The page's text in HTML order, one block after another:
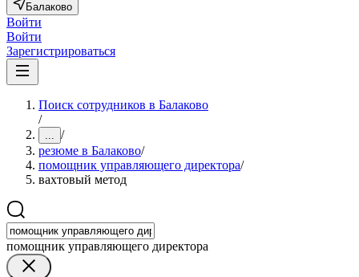
Балаково
Войти
Войти
Зарегистрироваться
Поиск сотрудников в Балаково
/
... /
резюме в Балаково/
помощник управляющего директора/
вахтовый метод
помощник управляющего директора